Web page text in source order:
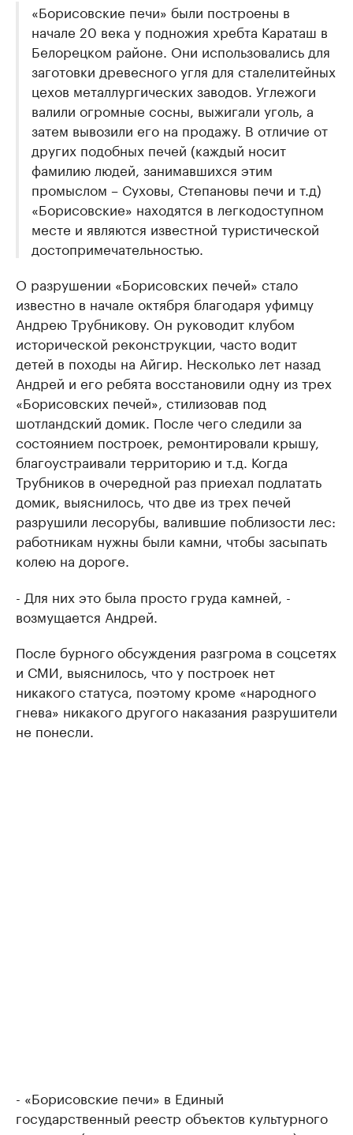
«Борисовские печи» были построены в
начале 20 века у подножия хребта Караташ в
Белорецком районе. Они использовались для
заготовки древесного угля для сталелитейных
цехов металлургических заводов. Углежоги
валили огромные сосны, выжигали уголь, а
затем вывозили его на продажу. В отличие от
других подобных печей (каждый носит
фамилию людей, занимавшихся этим
промыслом – Суховы, Степановы печи и т.д)
«Борисовские» находятся в легкодоступном
месте и являются известной туристической
достопримечательностью.
О разрушении «Борисовских печей» стало
известно в начале октября благодаря уфимцу
Андрею Трубникову. Он руководит клубом
исторической реконструкции, часто водит
детей в походы на Айгир. Несколько лет назад
Андрей и его ребята восстановили одну из трех
«Борисовских печей», стилизовав под
шотландский домик. После чего следили за
состоянием построек, ремонтировали крышу,
благоустраивали территорию и т.д. Когда
Трубников в очередной раз приехал подлатать
домик, выяснилось, что две из трех печей
разрушили лесорубы, валившие поблизости лес:
работникам нужны были камни, чтобы засыпать
колею на дороге.
- Для них это была просто груда камней, -
возмущается Андрей.
После бурного обсуждения разгрома в соцсетях
и СМИ, выяснилось, что у построек нет
никакого статуса, поэтому кроме «народного
гнева» никакого другого наказания разрушители
не понесли.
- «Борисовские печи» в Единый
государственный реестр объектов культурного